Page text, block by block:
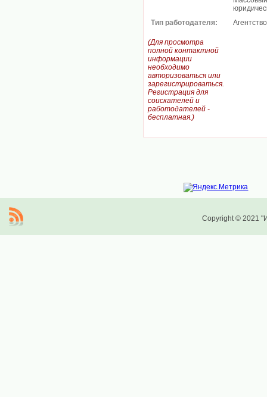
Тип работодателя:
Агентство
(Для просмотра
полной контактной
информации
необходимо
авторизоваться или
зарегистрироваться.
Регистрация для
соискателей и
работодателей -
бесплатная.)
Copyright © 2021